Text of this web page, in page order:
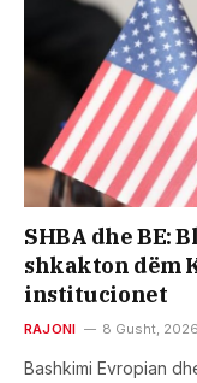
SHBA dhe BE:
shkakton dëm
institucionet
RAJONI 8 Gusht, 2026
Bashkimi Evropian